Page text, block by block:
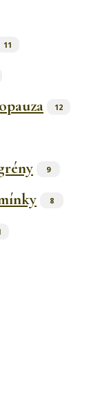
11
12
9
8